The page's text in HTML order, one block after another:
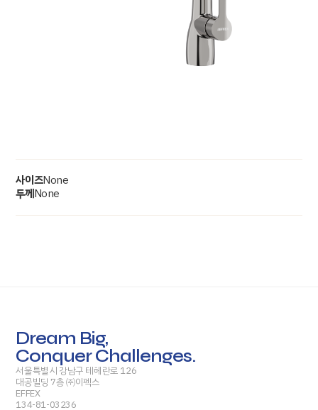
사이즈None
두께None
Dream Big,
Conquer Challenges.
서울특별시 강남구 테헤란로 126
대공빌딩 7층 ㈜이펙스
EFFEX
134-81-03236